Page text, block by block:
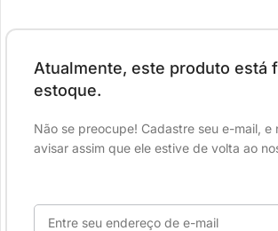
Atualmente, este produto está
estoque.
Não se preocupe! Cadastre seu e-mail, e
avisar assim que ele estive de volta ao